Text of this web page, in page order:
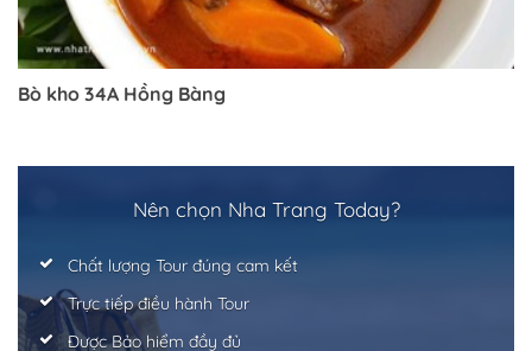
Bò kho 34A Hồng Bàng
Nên chọn Nha Trang Today?
Chất lượng Tour đúng cam kết
Trực tiếp điều hành Tour
Được Bảo hiểm đầy đủ